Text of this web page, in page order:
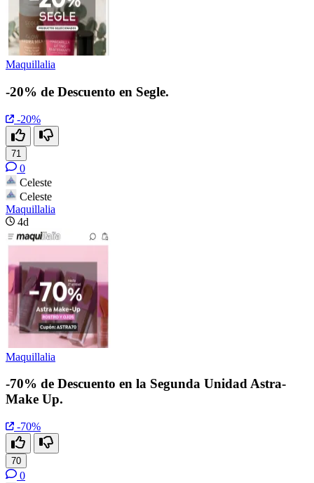
Maquillalia
-20% de Descuento en Segle.
-20%
71
0
Celeste
Celeste
Maquillalia
4d
Maquillalia
-70% de Descuento en la Segunda Unidad Astra-
Make Up.
-70%
70
0